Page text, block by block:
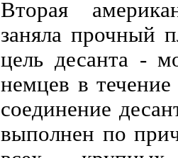
Вторая
заняла прочный
цель десанта -
немцев в
соединение
выполнен по